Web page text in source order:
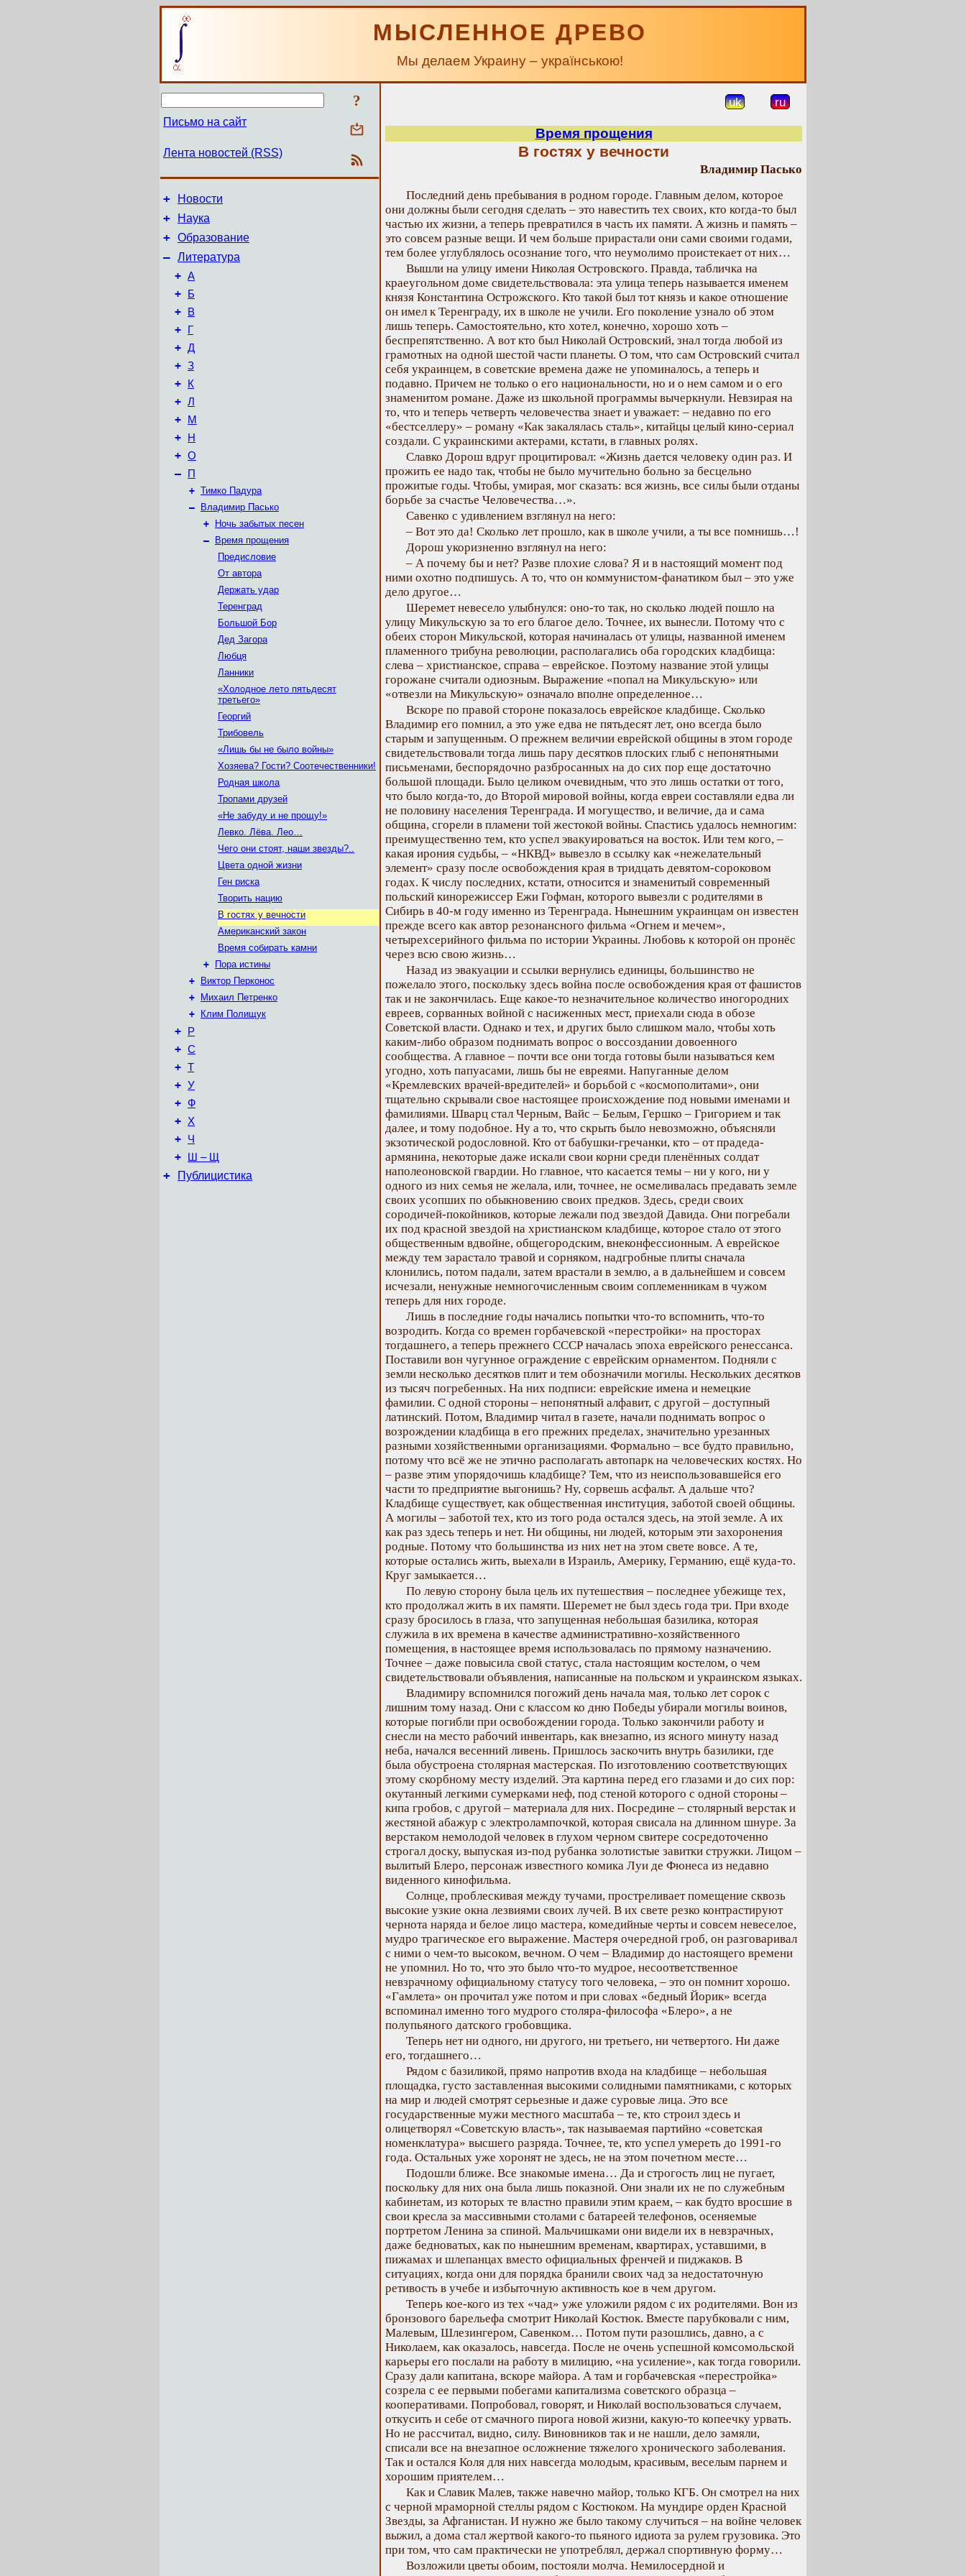
МЫСЛЕННОЕ ДРЕВО
Мы делаем Украину – українською!
?
Письмо на сайт
Лента новостей (RSS)
+ Новости
+ Наука
+ Образование
– Литература
+ А
+ Б
+ В
+ Г
+ Д
+ З
+ К
+ Л
+ М
+ Н
+ О
– П
+ Тимко Падура
–
Владимир Пасько
+
Ночь забытых песен
–
Время прощения
Предисловие
От автора
Держать удар
Теренград
Большой Бор
Дед Загора
Любця
Ланники
«Холодное лето пятьдесят
третьего»
Георгий
Трибовель
«Лишь бы не было войны»
Хозяева? Гости? Соотечественники!
Родная школа
Тропами друзей
«Не забуду и не прощу!»
Левко. Лёва. Лео…
Чего они стоят, наши звезды?..
Цвета одной жизни
Ген риска
Творить нацию
В гостях у вечности
Американский закон
Время собирать камни
+
Пора истины
+
Виктор Перконос
+
Михаил Петренко
+
Клим Полищук
+ Р
+ С
+ Т
+ У
+ Ф
+ Х
+ Ч
+ Ш – Щ
+ Публицистика
uk ru
Время прощения
В гостях у вечности
Владимир Пасько
Последний день пребывания в родном городе. Главным делом, которое
они должны были сегодня сделать – это навестить тех своих, кто когда-то был
частью их жизни, а теперь превратился в часть их памяти. А жизнь и память –
это совсем разные вещи. И чем больше прирастали они сами своими годами,
тем более углублялось осознание того, что неумолимо проистекает от них…
Вышли на улицу имени Николая Островского. Правда, табличка на
краеугольном доме свидетельствовала: эта улица теперь называется именем
князя Константина Острожского. Кто такой был тот князь и какое отношение
он имел к Теренграду, их в школе не учили. Его поколение узнало об этом
лишь теперь. Самостоятельно, кто хотел, конечно, хорошо хоть –
беспрепятственно. А вот кто был Николай Островский, знал тогда любой из
грамотных на одной шестой части планеты. О том, что сам Островский считал
себя украинцем, в советские времена даже не упоминалось, а теперь и
подавно. Причем не только о его национальности, но и о нем самом и о его
знаменитом романе. Даже из школьной программы вычеркнули. Невзирая на
то, что и теперь четверть человечества знает и уважает: – недавно по его
«бестселлеру» – роману «Как закалялась сталь», китайцы целый кино-сериал
создали. С украинскими актерами, кстати, в главных ролях.
Славко Дорош вдруг процитировал: «Жизнь дается человеку один раз. И
прожить ее надо так, чтобы не было мучительно больно за бесцельно
прожитые годы. Чтобы, умирая, мог сказать: вся жизнь, все силы были отданы
борьбе за счастье Человечества…».
Савенко с удивлением взглянул на него:
– Вот это да! Сколько лет прошло, как в школе учили, а ты все помнишь…!
Дорош укоризненно взглянул на него:
– А почему бы и нет? Разве плохие слова? Я и в настоящий момент под
ними охотно подпишусь. А то, что он коммунистом-фанатиком был – это уже
дело другое…
Шеремет невесело улыбнулся: оно-то так, но сколько людей пошло на
улицу Микульскую за то его благое дело. Точнее, их вынесли. Потому что с
обеих сторон Микульской, которая начиналась от улицы, названной именем
пламенного трибуна революции, располагались оба городских кладбища:
слева – христианское, справа – еврейское. Поэтому название этой улицы
горожане считали одиозным. Выражение «попал на Микульскую» или
«отвезли на Микульскую» означало вполне определенное…
Вскоре по правой стороне показалось еврейское кладбище. Сколько
Владимир его помнил, а это уже едва не пятьдесят лет, оно всегда было
старым и запущенным. О прежнем величии еврейской общины в этом городе
свидетельствовали тогда лишь пару десятков плоских глыб с непонятными
письменами, беспорядочно разбросанных на до сих пор еще достаточно
большой площади. Было целиком очевидным, что это лишь остатки от того,
что было когда-то, до Второй мировой войны, когда евреи составляли едва ли
не половину населения Теренграда. И могущество, и величие, да и сама
община, сгорели в пламени той жестокой войны. Спастись удалось немногим:
преимущественно тем, кто успел эвакуироваться на восток. Или тем кого, –
какая ирония судьбы, – «НКВД» вывезло в ссылку как «нежелательный
элемент» сразу после освобождения края в тридцать девятом-сороковом
годах. К числу последних, кстати, относится и знаменитый современный
польский кинорежиссер Ежи Гофман, которого вывезли с родителями в
Сибирь в 40-м году именно из Теренграда. Нынешним украинцам он известен
прежде всего как автор резонансного фильма «Огнем и мечем»,
четырехсерийного фильма по истории Украины. Любовь к которой он пронёс
через всю свою жизнь…
Назад из эвакуации и ссылки вернулись единицы, большинство не
пожелало этого, поскольку здесь война после освобождения края от фашистов
так и не закончилась. Еще какое-то незначительное количество иногородних
евреев, сорванных войной с насиженных мест, приехали сюда в обозе
Советской власти. Однако и тех, и других было слишком мало, чтобы хоть
каким-либо образом поднимать вопрос о воссоздании довоенного
сообщества. А главное – почти все они тогда готовы были называться кем
угодно, хоть папуасами, лишь бы не евреями. Напуганные делом
«Кремлевских врачей-вредителей» и борьбой с «космополитами», они
тщательно скрывали свое настоящее происхождение под новыми именами и
фамилиями. Шварц стал Черным, Вайс – Белым, Гершко – Григорием и так
далее, и тому подобное. Ну а то, что скрыть было невозможно, объясняли
экзотической родословной. Кто от бабушки-гречанки, кто – от прадеда-
армянина, некоторые даже искали свои корни среди пленённых солдат
наполеоновской гвардии. Но главное, что касается темы – ни у кого, ни у
одного из них семья не желала, или, точнее, не осмеливалась предавать земле
своих усопших по обыкновению своих предков. Здесь, среди своих
сородичей-покойников, которые лежали под звездой Давида. Они погребали
их под красной звездой на христианском кладбище, которое стало от этого
общественным вдвойне, общегородским, внеконфессионным. А еврейское
между тем зарастало травой и сорняком, надгробные плиты сначала
клонились, потом падали, затем врастали в землю, а в дальнейшем и совсем
исчезали, ненужные немногочисленным своим соплеменникам в чужом
теперь для них городе.
Лишь в последние годы начались попытки что-то вспомнить, что-то
возродить. Когда со времен горбачевской «перестройки» на просторах
тогдашнего, а теперь прежнего СССР началась эпоха еврейского ренессанса.
Поставили вон чугунное ограждение с еврейским орнаментом. Подняли с
земли несколько десятков плит и тем обозначили могилы. Нескольких десятков
из тысяч погребенных. На них подписи: еврейские имена и немецкие
фамилии. С одной стороны – непонятный алфавит, с другой – доступный
латинский. Потом, Владимир читал в газете, начали поднимать вопрос о
возрождении кладбища в его прежних пределах, значительно урезанных
разными хозяйственными организациями. Формально – все будто правильно,
потому что всё же не этично располагать автопарк на человеческих костях. Но
– разве этим упорядочишь кладбище? Тем, что из неиспользовавшейся его
части то предприятие выгонишь? Ну, сорвешь асфальт. А дальше что?
Кладбище существует, как общественная институция, заботой своей общины.
А могилы – заботой тех, кто из того рода остался здесь, на этой земле. А их
как раз здесь теперь и нет. Ни общины, ни людей, которым эти захоронения
родные. Потому что большинства из них нет на этом свете вовсе. А те,
которые остались жить, выехали в Израиль, Америку, Германию, ещё куда-то.
Круг замыкается…
По левую сторону была цель их путешествия – последнее убежище тех,
кто продолжал жить в их памяти. Шеремет не был здесь года три. При входе
сразу бросилось в глаза, что запущенная небольшая базилика, которая
служила в их времена в качестве административно-хозяйственного
помещения, в настоящее время использовалась по прямому назначению.
Точнее – даже повысила свой статус, стала настоящим костелом, о чем
свидетельствовали объявления, написанные на польском и украинском языках.
Владимиру вспомнился погожий день начала мая, только лет сорок с
лишним тому назад. Они с классом ко дню Победы убирали могилы воинов,
которые погибли при освобождении города. Только закончили работу и
снесли на место рабочий инвентарь, как внезапно, из ясного минуту назад
неба, начался весенний ливень. Пришлось заскочить внутрь базилики, где
была обустроена столярная мастерская. По изготовлению соответствующих
этому скорбному месту изделий. Эта картина перед его глазами и до сих пор:
окутанный легкими сумерками неф, под стеной которого с одной стороны –
кипа гробов, с другой – материала для них. Посредине – столярный верстак и
жестяной абажур с электролампочкой, которая свисала на длинном шнуре. За
верстаком немолодой человек в глухом черном свитере сосредоточенно
строгал доску, выпуская из-под рубанка золотистые завитки стружки. Лицом –
вылитый Блеро, персонаж известного комика Луи де Фюнеса из недавно
виденного кинофильма.
Солнце, проблескивая между тучами, простреливает помещение сквозь
высокие узкие окна лезвиями своих лучей. В их свете резко контрастируют
чернота наряда и белое лицо мастера, комедийные черты и совсем невеселое,
мудро трагическое его выражение. Мастеря очередной гроб, он разговаривал
с ними о чем-то высоком, вечном. О чем – Владимир до настоящего времени
не упомнил. Но то, что это было что-то мудрое, несоответственное
невзрачному официальному статусу того человека, – это он помнит хорошо.
«Гамлета» он прочитал уже потом и при словах «бедный Йорик» всегда
вспоминал именно того мудрого столяра-философа «Блеро», а не
полупьяного датского гробовщика.
Теперь нет ни одного, ни другого, ни третьего, ни четвертого. Ни даже
его, тогдашнего…
Рядом с базиликой, прямо напротив входа на кладбище – небольшая
площадка, густо заставленная высокими солидными памятниками, с которых
на мир и людей смотрят серьезные и даже суровые лица. Это все
государственные мужи местного масштаба – те, кто строил здесь и
олицетворял «Советскую власть», так называемая партийно «советская
номенклатура» высшего разряда. Точнее, те, кто успел умереть до 1991-го
года. Остальных уже хоронят не здесь, не на этом почетном месте…
Подошли ближе. Все знакомые имена… Да и строгость лиц не пугает,
поскольку для них она была лишь показной. Они знали их не по служебным
кабинетам, из которых те властно правили этим краем, – как будто вросшие в
свои кресла за массивными столами с батареей телефонов, осеняемые
портретом Ленина за спиной. Мальчишками они видели их в невзрачных,
даже бедноватых, как по нынешним временам, квартирах, уставшими, в
пижамах и шлепанцах вместо официальных френчей и пиджаков. В
ситуациях, когда они для порядка бранили своих чад за недостаточную
ретивость в учебе и избыточную активность кое в чем другом.
Теперь кое-кого из тех «чад» уже уложили рядом с их родителями. Вон из
бронзового барельефа смотрит Николай Костюк. Вместе парубковали с ним,
Малевым, Шлезингером, Савенком… Потом пути разошлись, давно, а с
Николаем, как оказалось, навсегда. После не очень успешной комсомольской
карьеры его послали на работу в милицию, «на усиление», как тогда говорили.
Сразу дали капитана, вскоре майора. А там и горбачевская «перестройка»
созрела с ее первыми побегами капитализма советского образца –
кооперативами. Попробовал, говорят, и Николай воспользоваться случаем,
откусить и себе от смачного пирога новой жизни, какую-то копеечку урвать.
Но не рассчитал, видно, силу. Виновников так и не нашли, дело замяли,
списали все на внезапное осложнение тяжелого хронического заболевания.
Так и остался Коля для них навсегда молодым, красивым, веселым парнем и
хорошим приятелем…
Как и Славик Малев, также навечно майор, только КГБ. Он смотрел на них
с черной мраморной стеллы рядом с Костюком. На мундире орден Красной
Звезды, за Афганистан. И нужно же было такому случиться – на войне человек
выжил, а дома стал жертвой какого-то пьяного идиота за рулем грузовика. Это
при том, что сам практически не употреблял, держал спортивную форму…
Возложили цветы обоим, постояли молча. Немилосердной и